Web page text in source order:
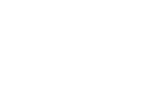
Cumque transisset
in vertice montis de
clamavit David ad
Ner dicens: " Nonne